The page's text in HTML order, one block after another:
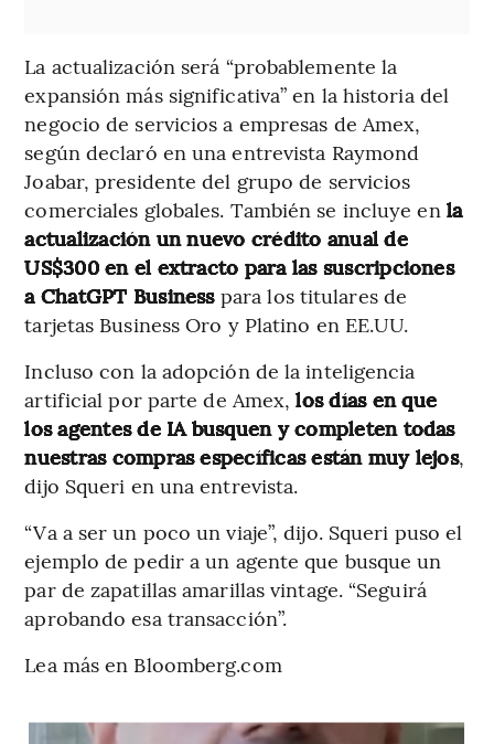
La actualización será “probablemente la
expansión más significativa” en la historia del
negocio de servicios a empresas de Amex,
según declaró en una entrevista Raymond
Joabar, presidente del grupo de servicios
comerciales globales. También se incluye en la
actualización un nuevo crédito anual de
US$300 en el extracto para las suscripciones
a ChatGPT Business para los titulares de
tarjetas Business Oro y Platino en EE.UU.
Incluso con la adopción de la inteligencia
artificial por parte de Amex,los días en que
los agentes de IA busquen y completen todas
nuestras compras específicas están muy lejos,
dijo Squeri en una entrevista.
“Va a ser un poco un viaje”, dijo. Squeri puso el
ejemplo de pedir a un agente que busque un
par de zapatillas amarillas vintage. “Seguirá
aprobando esa transacción”.
Lea más en Bloomberg.com